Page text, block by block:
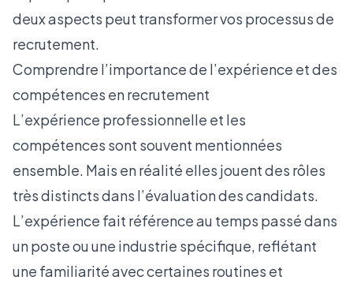
deux aspects peut transformer vos processus de
recrutement.
Comprendre l’importance de l’expérience et des
compétences en recrutement
L’expérience professionnelle et les
compétences sont souvent mentionnées
ensemble. Mais en réalité elles jouent des rôles
très distincts dans l’évaluation des candidats.
L’expérience fait référence au temps passé dans
un poste ou une industrie spécifique, reflétant
une familiarité avec certaines routines et